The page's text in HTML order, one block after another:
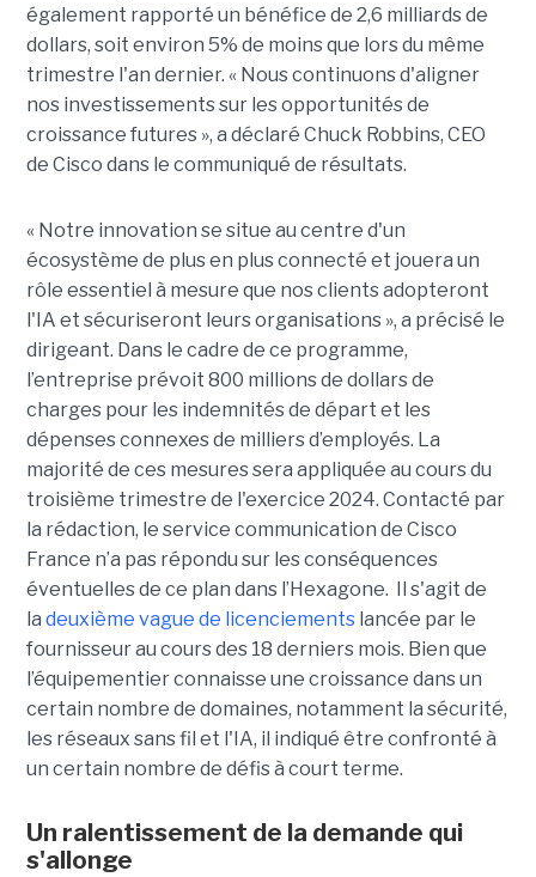
également rapporté un bénéfice de 2,6 milliards de
dollars, soit environ 5% de moins que lors du même
trimestre l'an dernier. « Nous continuons d'aligner
nos investissements sur les opportunités de
croissance futures », a déclaré Chuck Robbins, CEO
de Cisco dans le communiqué de résultats.
« Notre innovation se situe au centre d'un
écosystème de plus en plus connecté et jouera un
rôle essentiel à mesure que nos clients adopteront
l'IA et sécuriseront leurs organisations », a précisé le
dirigeant. Dans le cadre de ce programme,
l’entreprise prévoit 800 millions de dollars de
charges pour les indemnités de départ et les
dépenses connexes de milliers d’employés. La
majorité de ces mesures sera appliquée au cours du
troisième trimestre de l'exercice 2024. Contacté par
la rédaction, le service communication de Cisco
France n’a pas répondu sur les conséquences
éventuelles de ce plan dans l’Hexagone. Il s'agit de
la deuxième vague de licenciements lancée par le
fournisseur au cours des 18 derniers mois. Bien que
l’équipementier connaisse une croissance dans un
certain nombre de domaines, notamment la sécurité,
les réseaux sans fil et l'IA, il indiqué être confronté à
un certain nombre de défis à court terme.
Un ralentissement de la demande qui
s'allonge